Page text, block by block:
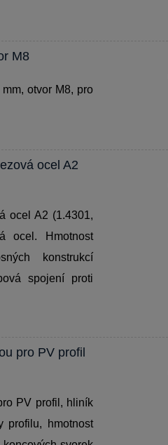
M8
otvor M8, pro
ocel A2
ocel A2 (1.4301,
ocel. Hmotnost
konstrukcí
spojení proti
pro PV profil
PV profil, hliník
profilu, hmotnost